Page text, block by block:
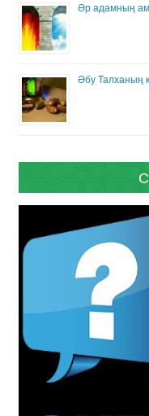
Әр адамның
Әбу Талханың